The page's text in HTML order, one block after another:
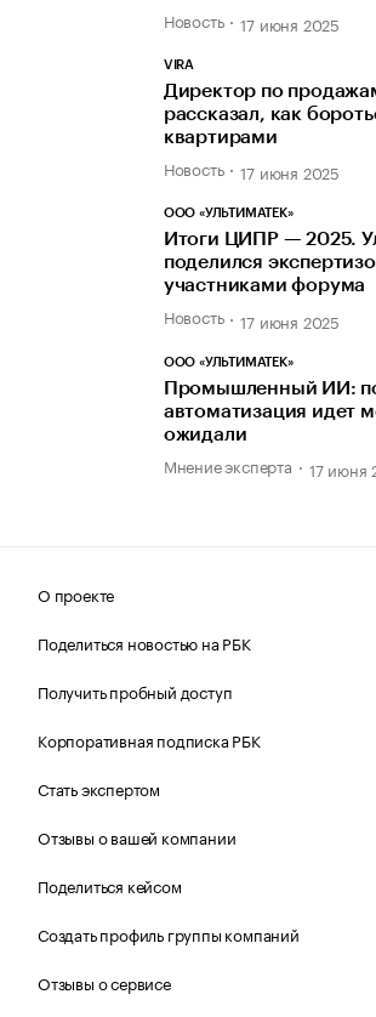
Новость 17 июня 2025
VIRA
Директор по
рассказал, как
квартирами
Новость 17 июня 2025
ООО «УЛЬТИМАТЕК»
Итоги ЦИПР — 2025.
поделился
участниками форума
Новость 17 июня 2025
ООО «УЛЬТИМАТЕК»
Промышленный ИИ:
автоматизация идет
ожидали
Мнение эксперта 17 июня
О проекте
Поделиться новостью на РБК
Получить пробный доступ
Корпоративная подписка РБК
Стать экспертом
Отзывы о вашей компании
Поделиться кейсом
Создать профиль группы компаний
Отзывы о сервисе